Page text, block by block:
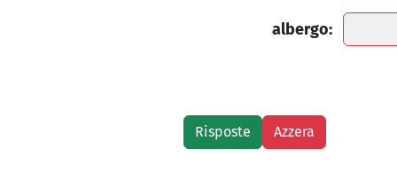
albergo: